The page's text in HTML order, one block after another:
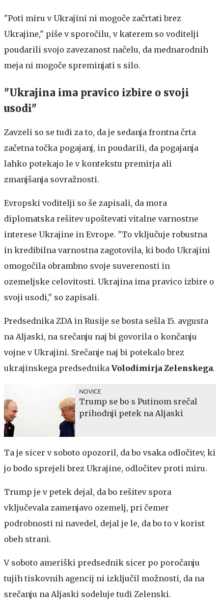
"Poti miru v Ukrajini ni mogoče začrtati brez
Ukrajine," piše v sporočilu, v katerem so voditelji
poudarili svojo zavezanost načelu, da mednarodnih
meja ni mogoče spreminjati s silo.
"Ukrajina ima pravico izbire o svoji
usodi"
Zavzeli so se tudi za to, da je sedanja frontna črta
začetna točka pogajanj, in poudarili, da pogajanja
lahko potekajo le v kontekstu premirja ali
zmanjšanja sovražnosti.
Evropski voditelji so še zapisali, da mora
diplomatska rešitev upoštevati vitalne varnostne
interese Ukrajine in Evrope. "To vključuje robustna
in kredibilna varnostna zagotovila, ki bodo Ukrajini
omogočila obrambno svoje suverenosti in
ozemeljske celovitosti. Ukrajina ima pravico izbire o
svoji usodi," so zapisali.
Predsednika ZDA in Rusije se bosta sešla 15. avgusta
na Aljaski, na srečanju naj bi govorila o končanju
vojne v Ukrajini. Srečanje naj bi potekalo brez
ukrajinskega predsednika Volodimirja Zelenskega.
NOVICE
Trump se bo s Putinom srečal
prihodnji petek na Aljaski
Ta je sicer v soboto opozoril, da bo vsaka odločitev, ki
jo bodo sprejeli brez Ukrajine, odločitev proti miru.
Trump je v petek dejal, da bo rešitev spora
vključevala zamenjavo ozemelj, pri čemer
podrobnosti ni navedel, dejal je le, da bo to v korist
obeh strani.
V soboto ameriški predsednik sicer po poročanju
tujih tiskovnih agencij ni izključil možnosti, da na
srečanju na Aljaski sodeluje tudi Zelenski.